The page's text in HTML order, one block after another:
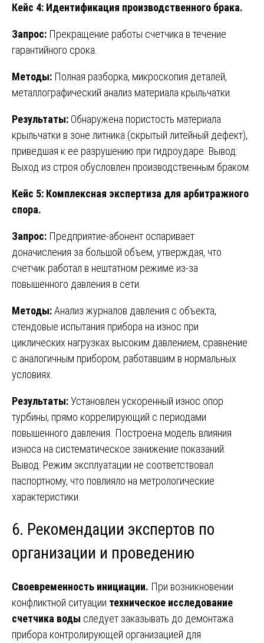
Кейс 4: Идентификация производственного брака.
Запрос: Прекращение работы счетчика в течение
гарантийного срока.
Методы: Полная разборка, микроскопия деталей,
металлографический анализ материала крыльчатки.
Результаты: Обнаружена пористость материала
крыльчатки в зоне литника (скрытый литейный дефект),
приведшая к ее разрушению при гидроударе. Вывод:
Выход из строя обусловлен производственным браком.
Кейс 5: Комплексная экспертиза для арбитражного
спора.
Запрос: Предприятие-абонент оспаривает
доначисления за большой объем, утверждая, что
счетчик работал в нештатном режиме из-за
повышенного давления в сети.
Методы:Анализ журналов давления с объекта,
стендовые испытания прибора на износ при
циклических нагрузках высоким давлением, сравнение
с аналогичным прибором, работавшим в нормальных
условиях.
Результаты:Установлен ускоренный износ опор
турбины, прямо коррелирующий с периодами
повышенного давления. Построена модель влияния
износа на систематическое занижение показаний.
Вывод: Режим эксплуатации не соответствовал
паспортному, что повлияло на метрологические
характеристики.
6. Рекомендации экспертов по
организации и проведению
Своевременность инициации. При возникновении
конфликтной ситуации техническое исследование
счетчика воды следует заказывать до демонтажа
прибора контролирующей организацией для